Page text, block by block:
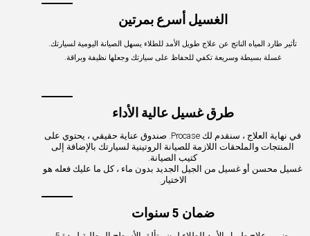
الغسيل أسرع بمرتين
تأثير طارد المياه الناتج عن علاج طويل الأمد للطلاء يسهل الصيانة اليومية لسيارتك.
غسلة بسيطة وسريعة تكفي للحفاظ على سيارتك وجعلها نظيفة وبراقة.
طرق غسيل عالية الأداء
في نهاية العلاج ، سنقدم لك Procase. صندوق عناية حقيقي ، يحتوي على
المنتجات والملحقات اللازمة للصيانة الروتينية لسيارتك بالإضافة إلى
كتيب الصيانة.
غسيل محسن أو غسيل من الجيل الجديد بدون ماء ، كل ما عليك فعله هو
الاختيار.
ضمان 5 سنوات